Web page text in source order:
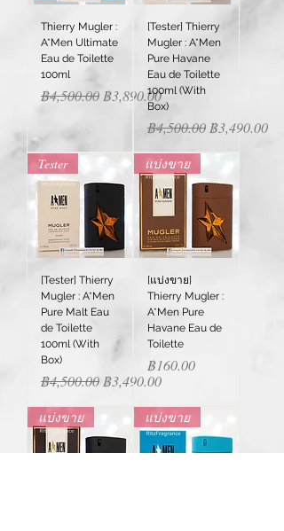
Thierry Mugler :
A*Men Ultimate
Eau de Toilette
100ml
Regular Price
฿4,500.00 Sale Price
฿3,890.00
[Tester] Thierry
Mugler : A*Men
Pure Havane
Eau de Toilette
100ml (With
Box)
Regular Price
฿4,500.00 Sale Price
฿3,490.00
Tester
[Tester] Thierry
Mugler : A*Men
Pure Malt Eau
de Toilette
100ml (With
Box)
Regular Price
฿4,500.00 Sale Price
฿3,490.00
แบ่งขาย
[แบ่งขาย]
Thierry Mugler :
A*Men Pure
Havane Eau de
Toilette
Price
฿160.00
แบ่งขาย แบ่งขาย